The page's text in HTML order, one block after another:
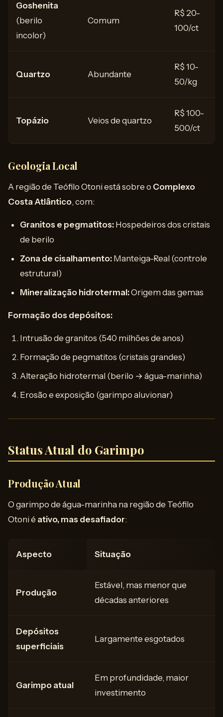
Goshenita
(berilo
incolor)
Comum
R$ 20-
100/ct
Quartzo Abundante
R$ 10-
50/kg
Topázio Veios de quartzo
R$ 100-
500/ct
Geologia Local
A região de Teófilo Otoni está sobre o Complexo
Costa Atlântico, com:
Granitos e pegmatitos: Hospedeiros dos cristais
de berilo
Zona de cisalhamento: Manteiga-Real (controle
estrutural)
Mineralização hidrotermal:Origem das gemas
Formação dos depósitos:
Intrusão de granitos (540 milhões de anos)
Formação de pegmatitos (cristais grandes)
Alteração hidrotermal (berilo → água-marinha)
Erosão e exposição (garimpo aluvionar)
Status Atual do Garimpo
Produção Atual
O garimpo de água-marinha na região de Teófilo
Otoni é ativo, mas desafiador:
Aspecto Situação
Produção
Estável, mas menor que
décadas anteriores
Depósitos
superficiais
Largamente esgotados
Garimpo atual
Em profundidade, maior
investimento